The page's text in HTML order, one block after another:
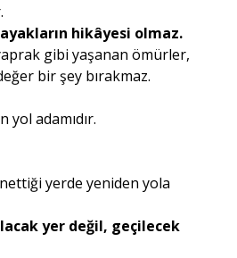
hikâyesi olmaz.
gibi yaşanan ömürler,
bir şey bırakmaz.
adamıdır.
yerde yeniden yola
yer değil, geçilecek